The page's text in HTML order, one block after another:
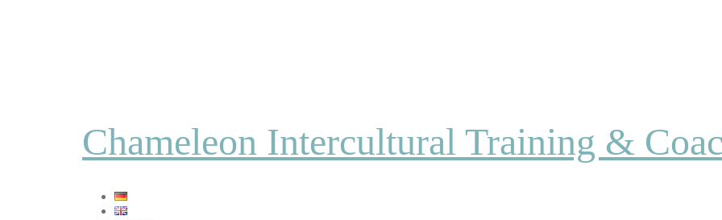
Chameleon Intercultural Training &